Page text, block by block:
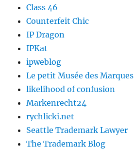
Class 46
Counterfeit Chic
IP Dragon
IPKat
ipweblog
Le petit Musée des Marques
likelihood of confusion
Markenrecht24
rychlicki.net
Seattle Trademark Lawyer
The Trademark Blog